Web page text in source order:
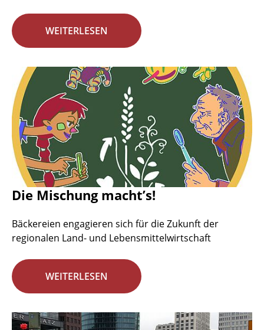
WEITERLESEN
Die Mischung macht’s!
Bäckereien engagieren sich für die Zukunft der
regionalen Land- und Lebensmittelwirtschaft
WEITERLESEN